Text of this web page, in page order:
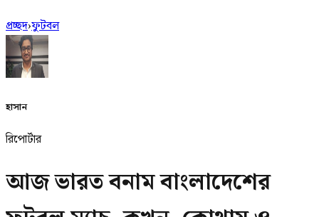
প্রচ্ছদ›ফুটবল
হাসান
রিপোর্টার
আজ ভারত বনাম বাংলাদেশের